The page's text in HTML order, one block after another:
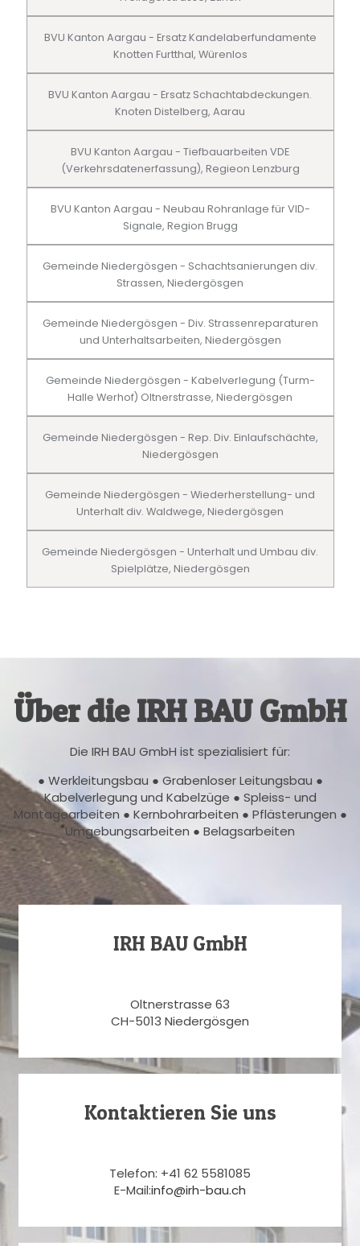
BVU Kanton Aargau - Ersatz Kandelaberfundamente
Knotten Furtthal, Würenlos
BVU Kanton Aargau - Ersatz Schachtabdeckungen.
Knoten Distelberg, Aarau
BVU Kanton Aargau - Tiefbauarbeiten VDE
(Verkehrsdatenerfassung), Regieon Lenzburg
BVU Kanton Aargau - Neubau Rohranlage für VID-
Signale, Region Brugg
Gemeinde Niedergösgen - Schachtsanierungen div.
Strassen, Niedergösgen
Gemeinde Niedergösgen - Div. Strassenreparaturen
und Unterhaltsarbeiten, Niedergösgen
Gemeinde Niedergösgen - Kabelverlegung (Turm-
Halle Werhof) Oltnerstrasse, Niedergösgen
Gemeinde Niedergösgen - Rep. Div. Einlaufschächte,
Niedergösgen
Gemeinde Niedergösgen - Wiederherstellung- und
Unterhalt div. Waldwege, Niedergösgen
Gemeinde Niedergösgen - Unterhalt und Umbau div.
Spielplätze, Niedergösgen
Über die IRH BAU GmbH
Die IRH BAU GmbH ist spezialisiert für:
● Werkleitungsbau ● Grabenloser Leitungsbau ●
Kabelverlegung und Kabelzüge ● Spleiss- und
Montagearbeiten ● Kernbohrarbeiten ● Pflästerungen ●
Umgebungsarbeiten ● Belagsarbeiten
IRH BAU GmbH
Oltnerstrasse 63
CH-5013 Niedergösgen
Kontaktieren Sie uns
Telefon: +41 62 5581085
E-Mail:info@irh-bau.ch